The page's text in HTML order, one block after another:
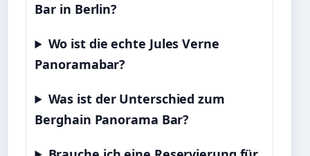
Bar in Berlin?
Wo ist die echte Jules Verne
Panoramabar?
Was ist der Unterschied zum
Berghain Panorama Bar?